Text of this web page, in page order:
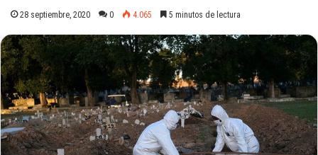
28 septiembre, 2020 0 4.065 5 minutos de lectura